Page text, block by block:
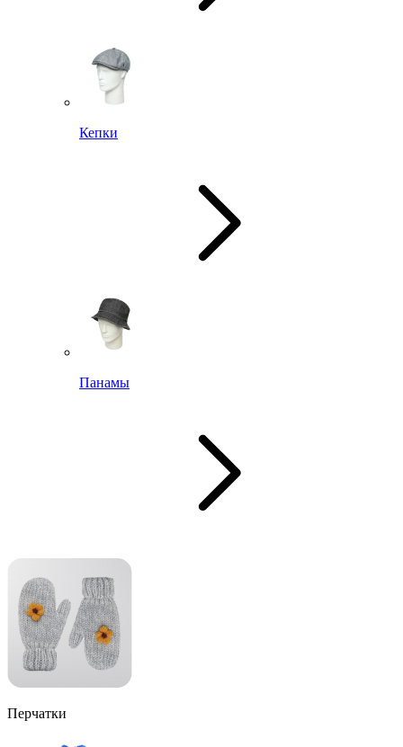
Кепки
Панамы
Перчатки